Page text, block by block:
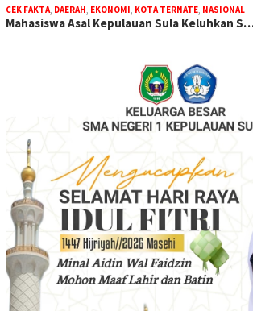
CEK FAKTA, DAERAH, EKONOMI, KOTA TERNATE, NASIONAL
Mahasiswa Asal Kepulauan Sula Keluhkan